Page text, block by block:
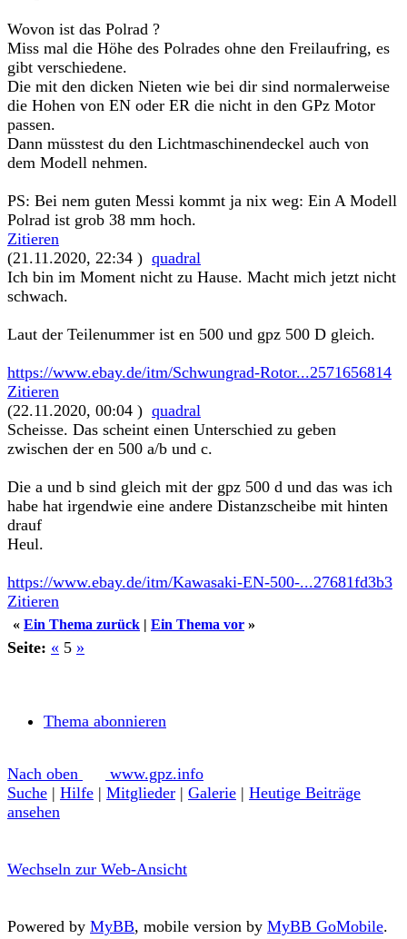
Wovon ist das Polrad ?
Miss mal die Höhe des Polrades ohne den Freilaufring, es
gibt verschiedene.
Die mit den dicken Nieten wie bei dir sind normalerweise
die Hohen von EN oder ER die nicht in den GPz Motor
passen.
Dann müsstest du den Lichtmaschinendeckel auch von
dem Modell nehmen.
PS: Bei nem guten Messi kommt ja nix weg: Ein A Modell
Polrad ist grob 38 mm hoch.
Zitieren
(21.11.2020, 22:34 ) quadral
Ich bin im Moment nicht zu Hause. Macht mich jetzt nicht
schwach.
Laut der Teilenummer ist en 500 und gpz 500 D gleich.
https://www.ebay.de/itm/Schwungrad-Rotor...2571656814
Zitieren
(22.11.2020, 00:04 ) quadral
Scheisse. Das scheint einen Unterschied zu geben
zwischen der en 500 a/b und c.
Die a und b sind gleich mit der gpz 500 d und das was ich
habe hat irgendwie eine andere Distanzscheibe mit hinten
drauf
Heul.
https://www.ebay.de/itm/Kawasaki-EN-500-...27681fd3b3
Zitieren
« Ein Thema zurück | Ein Thema vor »
Seite: « 5 »
Thema abonnieren
Nach oben
www.gpz.info
Suche | Hilfe | Mitglieder | Galerie | Heutige Beiträge
ansehen
Wechseln zur Web-Ansicht
Powered by MyBB, mobile version by MyBB GoMobile.